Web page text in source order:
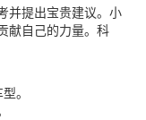
并提出宝贵建议。小
献自己的力量。科
。